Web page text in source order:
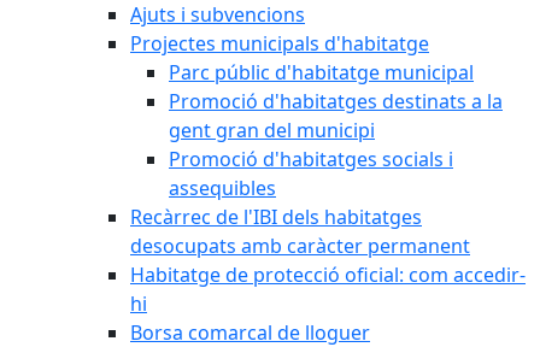
Ajuts i subvencions
Projectes municipals d'habitatge
Parc públic d'habitatge municipal
Promoció d'habitatges destinats a la
gent gran del municipi
Promoció d'habitatges socials i
assequibles
Recàrrec de l'IBI dels habitatges
desocupats amb caràcter permanent
Habitatge de protecció oficial: com accedir-
hi
Borsa comarcal de lloguer